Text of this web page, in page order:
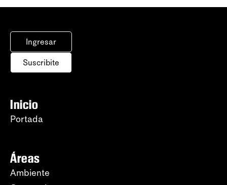
Ingresar
Suscribite
Inicio
Portada
Áreas
Ambiente